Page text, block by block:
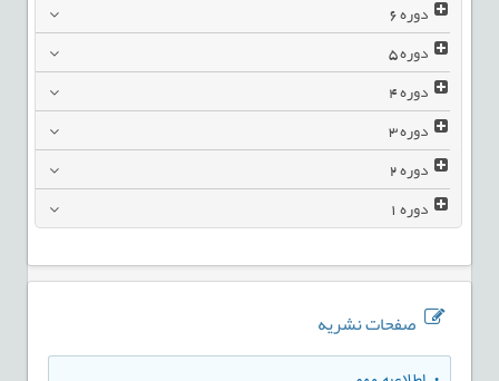
دوره6
دوره5
دوره4
دوره3
دوره2
دوره1
صفحات نشریه